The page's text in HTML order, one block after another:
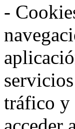
-
tráfico y